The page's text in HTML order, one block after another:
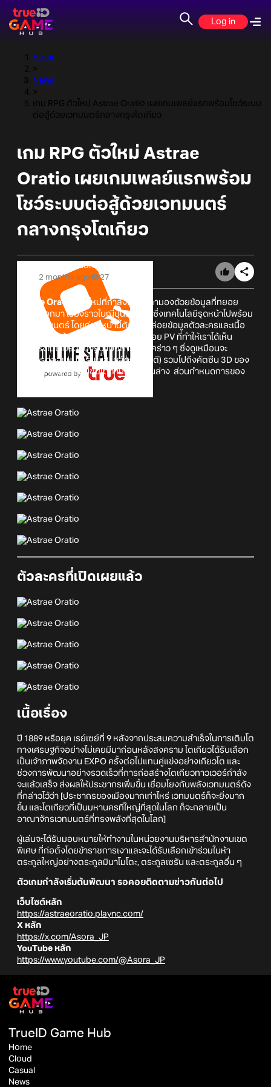
Log in
Home
>
News
>
เกม RPG ตัวใหม่ Astrae Oratio เผยเกมเพลย์แรกพร้อมโชว์ระบบ
ต่อสู้ด้วยเวทมนตร์กลางกรุงโตเกียว
เกม RPG ตัวใหม่ Astrae
Oratio เผยเกมเพลย์แรกพร้อม
โชว์ระบบต่อสู้ด้วยเวทมนตร์
กลางกรุงโตเกียว
Online Station
2 months ago
27
Astrae Oratio
เกมใหม่ที่กำลังถูกจับตามองด้วยข้อมูลที่ทยอย
ปล่อยออกมา เรื่องราวในญี่ปุ่นสมมุติที่ซึ่งเทคโนโลยีรุดหน้าไปพร้อม
ๆ กับเวทมนตร์ โดยก่อนหน้านี้ตัวเกมปล่อยข้อมูลตัวละครและเนื้อ
เรื่องออกมาบ้างแล้ว ล่าสุดได้มีการปล่อย PV ที่ทำให้เราได้เห็น
ภาพจริงในเกมรวมถึงรูปแบบการต่อสู้คร่าว ๆ ซึ่งดูเหมือนจะ
เป็นการต่อสู้แบบเทิร์นเบส (ผลัดกันโจมตี) รวมไปถึงคัตซีน 3D ของ
เกมด้วย สามารถรับชมได้ตามคลิปด้านล่าง ส่วนกำหนดการของ
เกมนั้นยังไม่มีระบุออกมา
ตัวละครที่เปิดเผยแล้ว
เนื้อเรื่อง
ปี 1889 หรือยุค เรย์เซย์ที่ 9 หลังจากประสบความสำเร็จในการเติบโต
ทางเศรษฐกิจอย่างไม่เคยมีมาก่อนหลังสงคราม โตเกียวได้รับเลือก
เป็นเจ้าภาพจัดงาน EXPO ครั้งต่อไปแทนคู่แข่งอย่างเกียวโต และ
ช่วงการพัฒนาอย่างรวดเร็วที่การก่อสร้างโตเกียวทาวเวอร์กำลัง
จะแล้วเสร็จ ส่งผลให้ประชากรเพิ่มขึ้น เชื่อมโยงกับพลังเวทมนตร์ดัง
ที่กล่าวไว้ว่า [ประชากรของเมืองมากเท่าไหร่ เวทมนตร์ก็จะยิ่งมาก
ขึ้น และโตเกียวที่เป็นมหานครที่ใหญ่ที่สุดในโลก ก็จะกลายเป็น
อาณาจักรเวทมนตร์ที่ทรงพลังที่สุดในโลก]
ผู้เล่นจะได้รับมอบหมายให้ทำงานในหน่วยงานบริหารสำนักงานเขต
พิเศษ ที่ก่อตั้งโดยข้าราชการเงาและจะได้รับเลือกเข้าร่วมในห้า
ตระกูลใหญ่อย่างตระกูลมินาโมโตะ, ตระกูลเซรัน และตระกูลอื่น ๆ
ตัวเกมกำลังเริ่มต้นพัฒนา รอคอยติดตามข่าวกันต่อไป
เว็บไซต์หลัก
https://astraeoratio.plaync.com/
X หลัก
https://x.com/Asora_JP
YouTube หลัก
https://www.youtube.com/@Asora_JP
TrueID Game Hub
Home
Cloud
Casual
News